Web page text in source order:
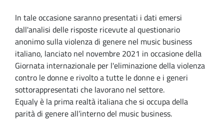
In tale occasione saranno presentati i dati emersi
dall'analisi delle risposte ricevute al questionario
anonimo sulla violenza di genere nel music business
italiano, lanciato nel novembre 2021 in occasione della
Giornata internazionale per l'eliminazione della violenza
contro le donne e rivolto a tutte le donne e i generi
sottorappresentati che lavorano nel settore.
Equaly è la prima realtà italiana che si occupa della
parità di genere all’interno del music business.